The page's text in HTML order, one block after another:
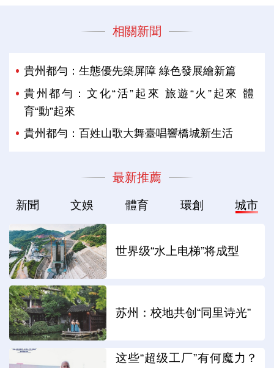
相關新聞
貴州都勻：生態優先築屏障 綠色發展繪新篇
貴州都勻：文化“活”起來 旅遊“火”起來 體
育“動”起來
貴州都勻：百姓山歌大舞臺唱響橋城新生活
最新推薦
新聞 文娛 體育 環創 城市
世界级“水上电梯”将成型
苏州：校地共创“同里诗光”
这些“超级工厂”有何魔力？